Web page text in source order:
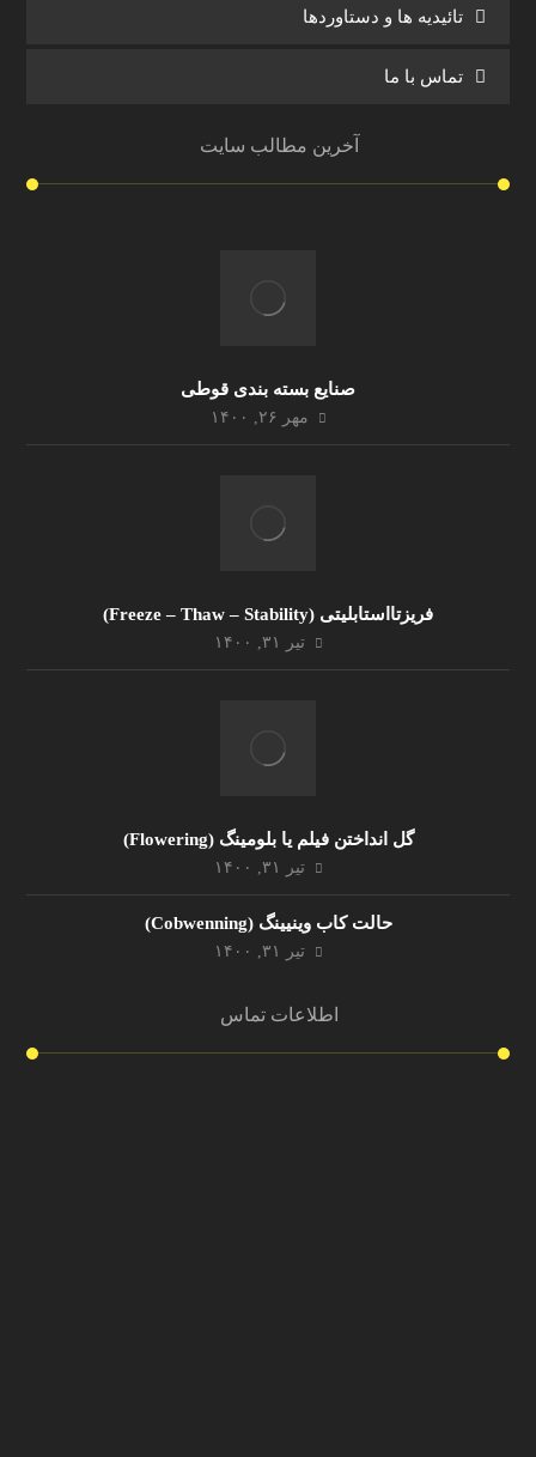
تائیدیه ها و دستاوردها
تماس با ما
آخرین مطالب سایت
صنایع بسته بندی قوطی
مهر ۲۶, ۱۴۰۰
فریزتااستابلیتی (Freeze – Thaw – Stability)
تیر ۳۱, ۱۴۰۰
گل انداختن فیلم یا بلومینگ (Flowering)
تیر ۳۱, ۱۴۰۰
حالت کاب وینیینگ (Cobwenning)
تیر ۳۱, ۱۴۰۰
اطلاعات تماس